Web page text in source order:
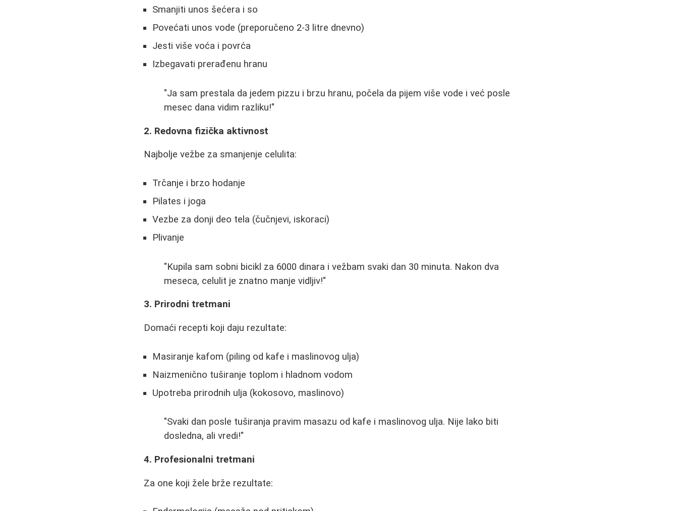
Smanjiti unos šećera i so
Povećati unos vode (preporučeno 2-3 litre dnevno)
Jesti više voća i povrća
Izbegavati prerađenu hranu
"Ja sam prestala da jedem pizzu i brzu hranu, počela da pijem više vode i već posle
mesec dana vidim razliku!"
2. Redovna fizička aktivnost
Najbolje vežbe za smanjenje celulita:
Trčanje i brzo hodanje
Pilates i joga
Vezbe za donji deo tela (čučnjevi, iskoraci)
Plivanje
"Kupila sam sobni bicikl za 6000 dinara i vežbam svaki dan 30 minuta. Nakon dva
meseca, celulit je znatno manje vidljiv!"
3. Prirodni tretmani
Domaći recepti koji daju rezultate:
Masiranje kafom (piling od kafe i maslinovog ulja)
Naizmenično tuširanje toplom i hladnom vodom
Upotreba prirodnih ulja (kokosovo, maslinovo)
"Svaki dan posle tuširanja pravim masazu od kafe i maslinovog ulja. Nije lako biti
dosledna, ali vredi!"
4. Profesionalni tretmani
Za one koji žele brže rezultate: